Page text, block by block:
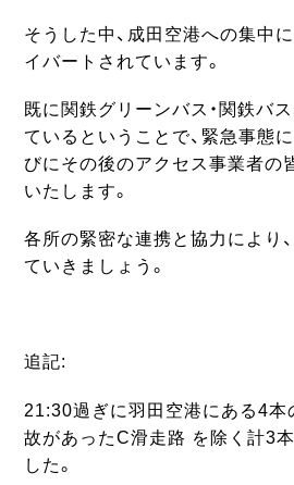
そうした中、成田空港への集中
イバートされています。
既に関鉄グリーンバス・関鉄バ
ているということで、緊急事態
びにその後のアクセス事業者の
いたします。
各所の緊密な連携と協力により
ていきましょう。
追記:
21:30過ぎに羽田空港にある4本
故があったC滑走路 を除く計3
した。